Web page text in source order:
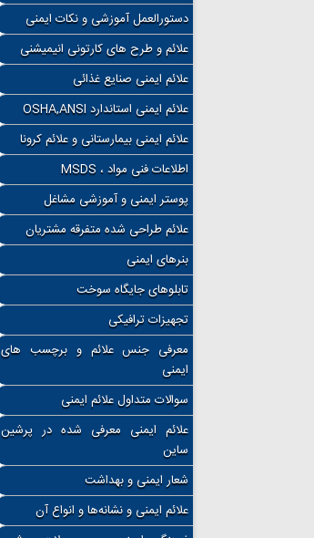
دستورالعمل آموزشی و نکات ایمنی
علائم و طرح های کارتونی انیمیشنی
علائم ایمنی صنایع غذائی
علائم ایمنی استاندارد OSHA,ANSI
علائم ایمنی بیمارستانی و علائم کرونا
اطلاعات فنی مواد ، MSDS
پوستر ایمنی و آموزشی مشاغل
علائم طراحی شده متفرقه مشتریان
بنرهای ایمنی
تابلوهای جایگاه سوخت
تجهیزات ترافیکی
معرفی جنس علائم و برچسب های
ایمنی
سوالات متداول علائم ایمنی
علائم ایمنی معرفی شده در پرشین
ساین
شعار ایمنی و بهداشت
علائم ایمنی و نشانه‌ها و انواع آن